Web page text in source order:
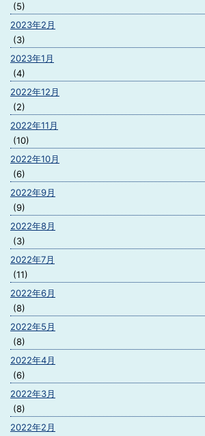
(5)
2023年2月
(3)
2023年1月
(4)
2022年12月
(2)
2022年11月
(10)
2022年10月
(6)
2022年9月
(9)
2022年8月
(3)
2022年7月
(11)
2022年6月
(8)
2022年5月
(8)
2022年4月
(6)
2022年3月
(8)
2022年2月